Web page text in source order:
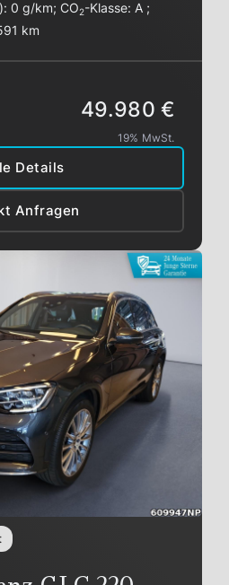
0 g/km;CO2-Klasse:A ;
km
Details
Anfragen
49.980 €
19% MwSt.